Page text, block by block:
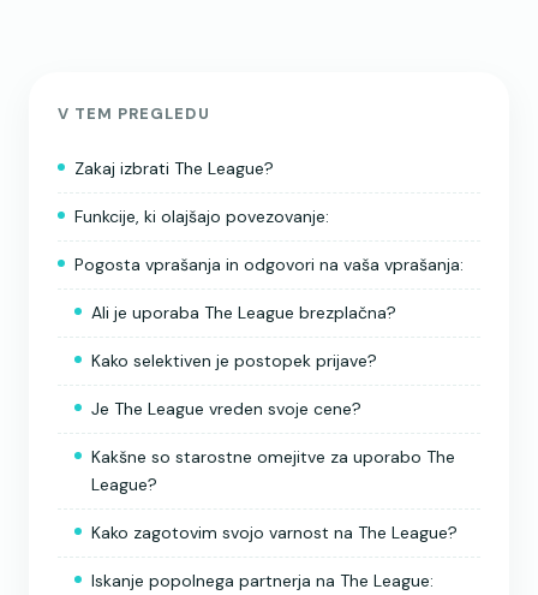
V TEM PREGLEDU
Zakaj izbrati The League?
Funkcije, ki olajšajo povezovanje:
Pogosta vprašanja in odgovori na vaša vprašanja:
Ali je uporaba The League brezplačna?
Kako selektiven je postopek prijave?
Je The League vreden svoje cene?
Kakšne so starostne omejitve za uporabo The
League?
Kako zagotovim svojo varnost na The League?
Iskanje popolnega partnerja na The League: